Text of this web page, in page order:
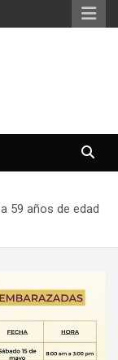
59 años de edad